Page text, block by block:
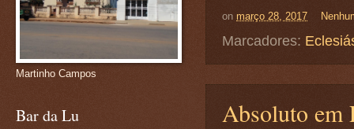
on março 28, 2017
Marcadores:
Absoluto em
Martinho Campos
Bar da Lu